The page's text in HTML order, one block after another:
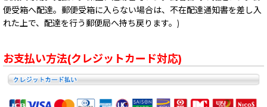
便受箱へ配達。郵便受箱に入らない場合は、不在配達通知書を差し入
れた上で、配達を行う郵便局へ持ち戻ります。)
お支払い方法(クレジットカード対応)